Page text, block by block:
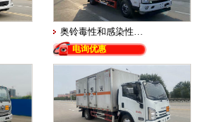
奥铃毒性和感染性…
电询优惠